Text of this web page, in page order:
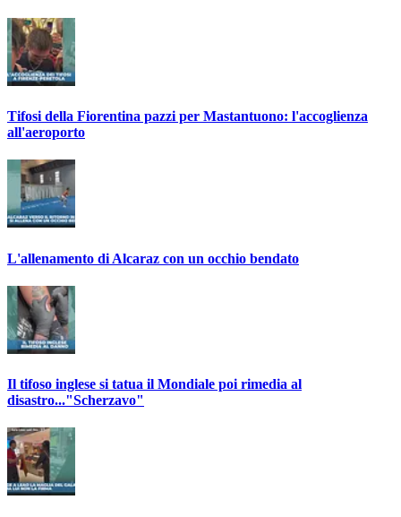
Tifosi della Fiorentina pazzi per Mastantuono: l'accoglienza
all'aeroporto
L'allenamento di Alcaraz con un occhio bendato
Il tifoso inglese si tatua il Mondiale poi rimedia al
disastro..."Scherzavo"